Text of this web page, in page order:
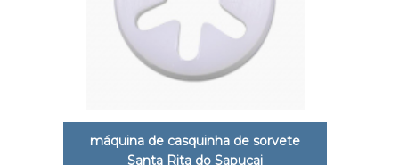
máquina de casquinha de sorvete
Santa Rita do Sapucai